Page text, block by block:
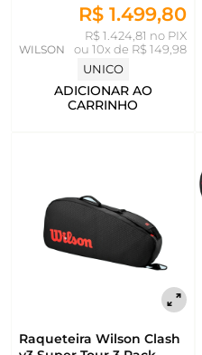
R$ 1.499,80
R$ 1.424,81 no PIX
ou 10x de R$ 149,98
WILSON
UNICO
ADICIONAR AO
CARRINHO
Raqueteira Wilson Clash